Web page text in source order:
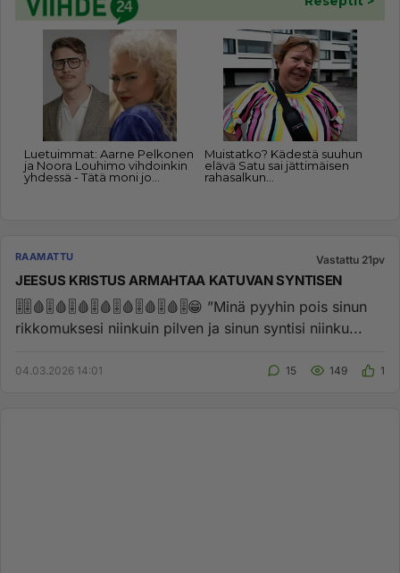
RAAMATTU Vastattu 21pv
JEESUS KRISTUS ARMAHTAA KATUVAN SYNTISEN
🎚️🎚️🩸🎚️🩸🎚️🩸🎚️🩸🎚️🩸🎚️🩸🎚️🩸🎚️😁 ”Minä pyyhin pois sinun
rikkomuksesi niinkuin pilven ja sinun syntisi niinku...
04.03.2026 14:01 15 149 1